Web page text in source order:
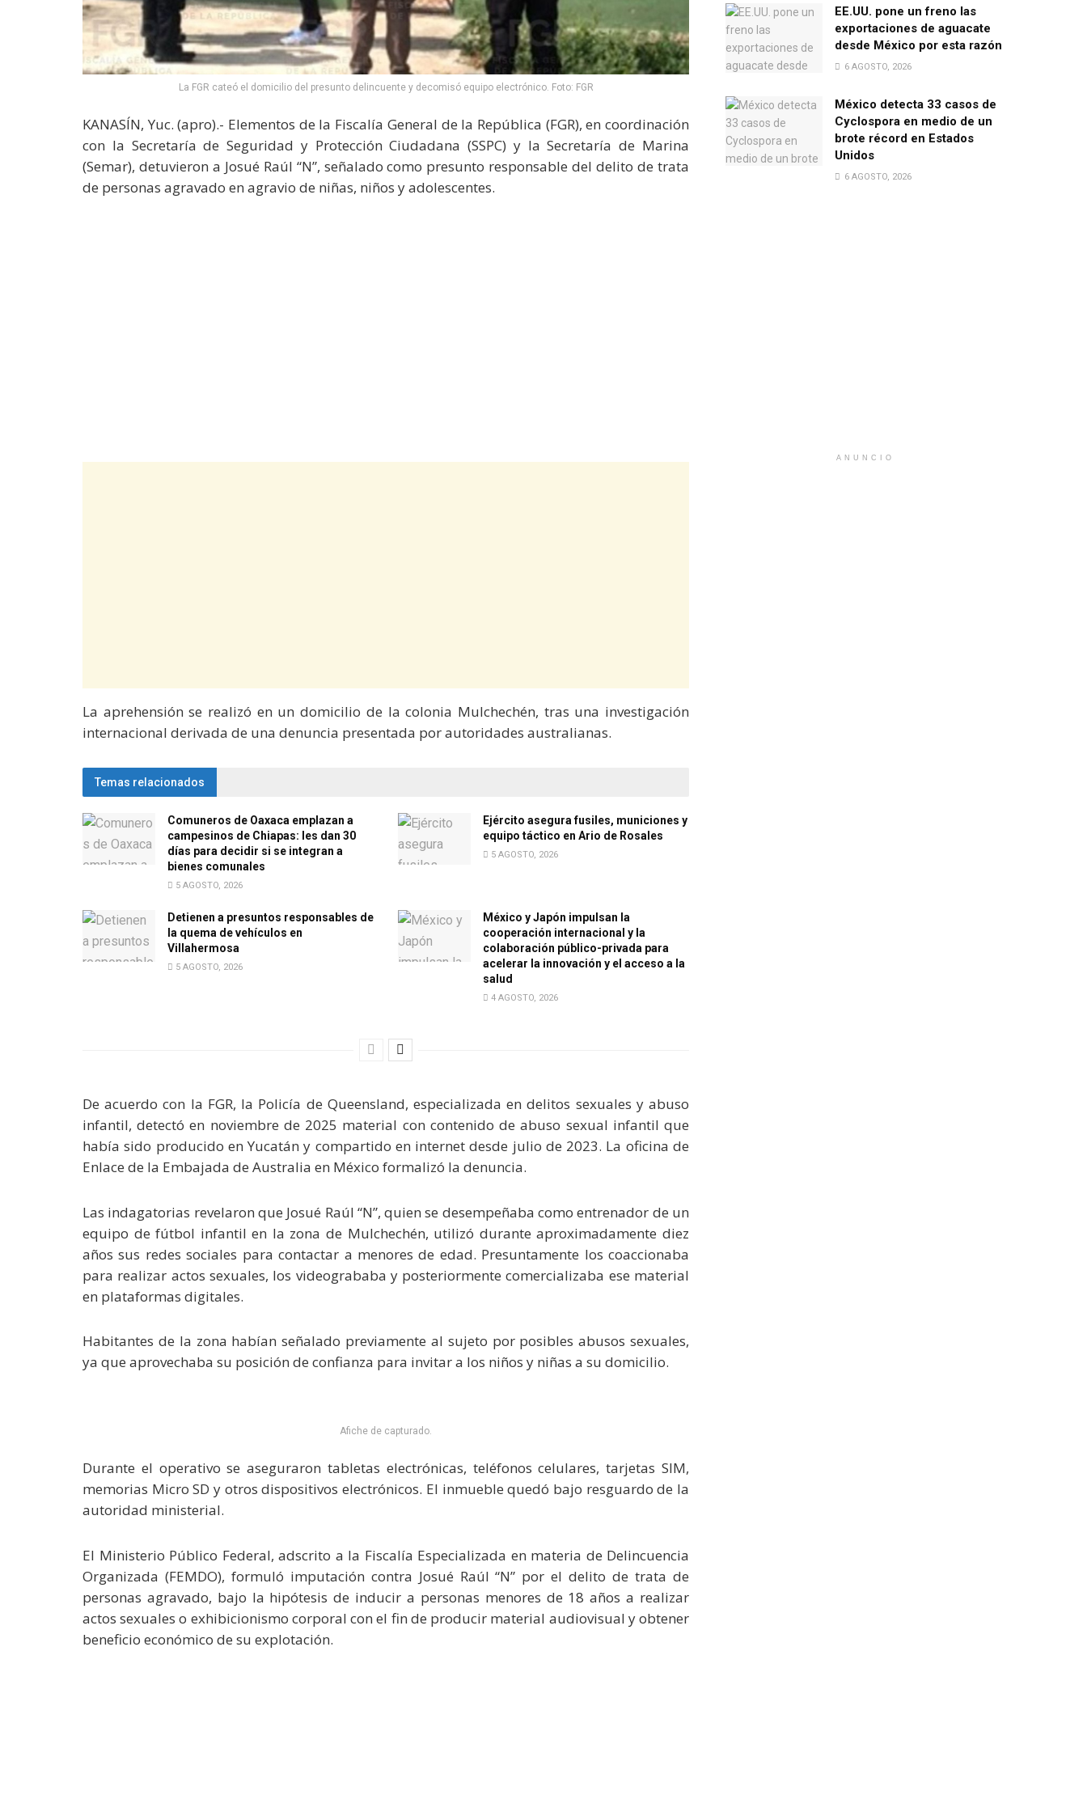
La FGR cateó el domicilio del presunto delincuente y decomisó equipo electrónico. Foto: FGR
KANASÍN, Yuc. (apro).- Elementos de la Fiscalía General de la República (FGR), en coordinación
con la Secretaría de Seguridad y Protección Ciudadana (SSPC) y la Secretaría de Marina
(Semar), detuvieron a Josué Raúl “N”, señalado como presunto responsable del delito de trata
de personas agravado en agravio de niñas, niños y adolescentes.
La aprehensión se realizó en un domicilio de la colonia Mulchechén, tras una investigación
internacional derivada de una denuncia presentada por autoridades australianas.
Temas relacionados
Comuneros de Oaxaca emplazan a
campesinos de Chiapas: les dan 30
días para decidir si se integran a
bienes comunales
5 AGOSTO, 2026
Ejército asegura fusiles, municiones y
equipo táctico en Ario de Rosales
5 AGOSTO, 2026
Detienen a presuntos responsables de
la quema de vehículos en
Villahermosa
5 AGOSTO, 2026
México y Japón impulsan la
cooperación internacional y la
colaboración público-privada para
acelerar la innovación y el acceso a la
salud
4 AGOSTO, 2026
De acuerdo con la FGR, la Policía de Queensland, especializada en delitos sexuales y abuso
infantil, detectó en noviembre de 2025 material con contenido de abuso sexual infantil que
había sido producido en Yucatán y compartido en internet desde julio de 2023. La oficina de
Enlace de la Embajada de Australia en México formalizó la denuncia.
Las indagatorias revelaron que Josué Raúl “N”, quien se desempeñaba como entrenador de un
equipo de fútbol infantil en la zona de Mulchechén, utilizó durante aproximadamente diez
años sus redes sociales para contactar a menores de edad. Presuntamente los coaccionaba
para realizar actos sexuales, los videogrababa y posteriormente comercializaba ese material
en plataformas digitales.
Habitantes de la zona habían señalado previamente al sujeto por posibles abusos sexuales,
ya que aprovechaba su posición de confianza para invitar a los niños y niñas a su domicilio.
Afiche de capturado.
Durante el operativo se aseguraron tabletas electrónicas, teléfonos celulares, tarjetas SIM,
memorias Micro SD y otros dispositivos electrónicos. El inmueble quedó bajo resguardo de la
autoridad ministerial.
El Ministerio Público Federal, adscrito a la Fiscalía Especializada en materia de Delincuencia
Organizada (FEMDO), formuló imputación contra Josué Raúl “N” por el delito de trata de
personas agravado, bajo la hipótesis de inducir a personas menores de 18 años a realizar
actos sexuales o exhibicionismo corporal con el fin de producir material audiovisual y obtener
beneficio económico de su explotación.
EE.UU. pone un freno las
exportaciones de aguacate
desde México por esta razón
6 AGOSTO, 2026
México detecta 33 casos de
Cyclospora en medio de un
brote récord en Estados
Unidos
6 AGOSTO, 2026
ANUNCIO